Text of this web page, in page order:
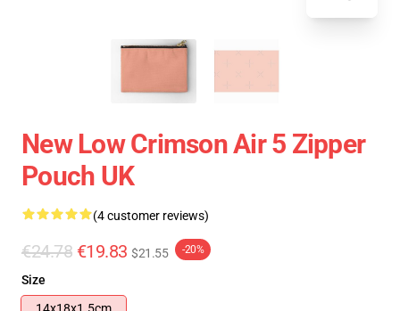
New Low Crimson Air 5 Zipper
Pouch UK
(4 customer reviews)
€24.78 €19.83 $21.55 -20%
Size